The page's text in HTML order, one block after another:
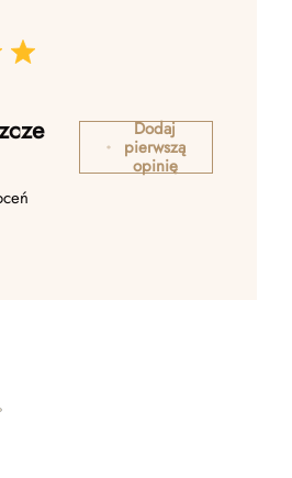
Dodaj
pierwszą
opinię